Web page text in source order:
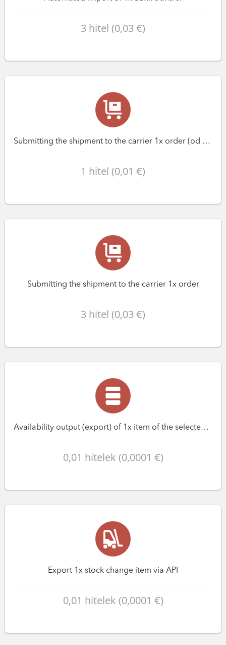
3 hitel (0,03 €)
Submitting the shipment to the carrier 1x order (od variantu Premium)
1 hitel (0,01 €)
Submitting the shipment to the carrier 1x order
3 hitel (0,03 €)
Availability output (export) of 1x item of the selected database
0,01 hitelek (0,0001 €)
Export 1x stock change item via API
0,01 hitelek (0,0001 €)